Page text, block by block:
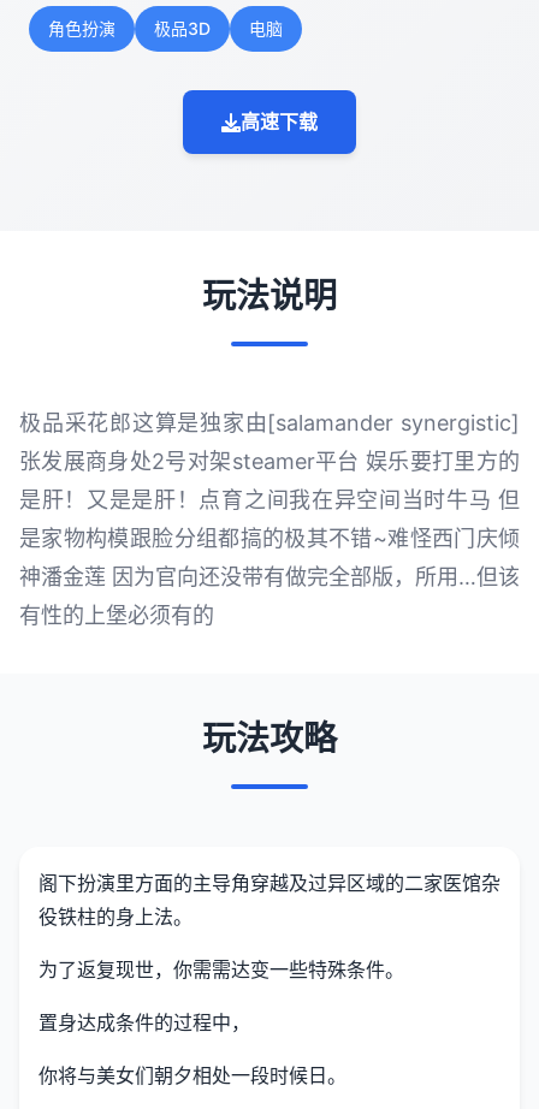
角色扮演 极品3D 电脑
高速下载
玩法说明
极品采花郎这算是独家由[salamander synergistic]
张发展商身处2号对架steamer平台 娱乐要打里方的
是肝！又是是肝！点育之间我在异空间当时牛马 但
是家物构模跟脸分组都搞的极其不错~难怪西门庆倾
神潘金莲 因为官向还没带有做完全部版，所用…但该
有性的上堡必须有的
玩法攻略
阁下扮演里方面的主导角穿越及过异区域的二家医馆杂
役铁柱的身上法。
为了返复现世，你需需达变一些特殊条件。
置身达成条件的过程中，
你将与美女们朝夕相处一段时候日。